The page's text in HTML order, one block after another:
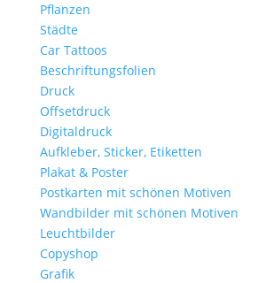
Pflanzen
Städte
Car Tattoos
Beschriftungsfolien
Druck
Offsetdruck
Digitaldruck
Aufkleber, Sticker, Etiketten
Plakat & Poster
Postkarten mit schönen Motiven
Wandbilder mit schönen Motiven
Leuchtbilder
Copyshop
Grafik